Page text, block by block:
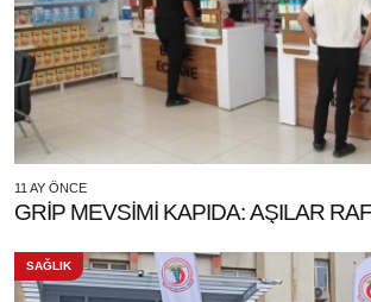
11 AY ÖNCE
GRİP MEVSİMİ KAPIDA: AŞILAR
SAĞLIK